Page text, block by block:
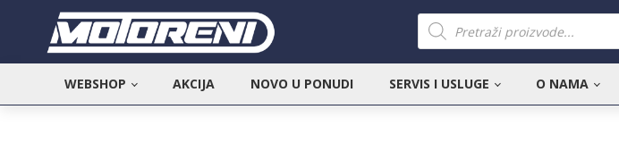
Products
search
WEBSHOP AKCIJA NOVO U PONUDI SERVIS I USLUGE O NAMA